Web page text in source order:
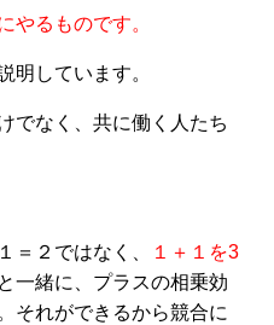
やるものです。
明しています。
でなく、共に働く人たち
＝２ではなく、
１＋１を3
と一緒に、プラスの相乗効
それができるから競合に